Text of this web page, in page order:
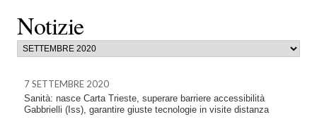
Notizie
7 SETTEMBRE 2020
Sanità: nasce Carta Trieste, superare barriere accessibilità
Gabbrielli (Iss), garantire giuste tecnologie in visite distanza